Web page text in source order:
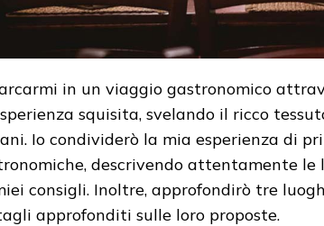
in un viaggio gastronomico
squisita, svelando il ricco
Io condividerò la mia esperienza di
descrivendo attentamente le
consigli. Inoltre, approfondirò tre
approfonditi sulle loro proposte.